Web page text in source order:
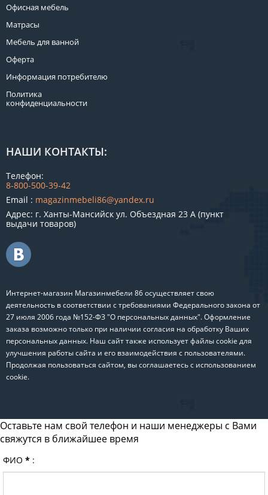
Офисная мебель
Матрасы
Мебель для ванной
Оферта
Информация потребителю
Политика
конфиденциальности
НАШИ КОНТАКТЫ:
Телефон:
8-800-500-39-42
Email : magazinmebeli86@yandex.ru
Адрес: г. Ханты-Мансийск ул. Объездная 23 А (пункт
выдачи товаров)
Интернет-магазин Магазинмебели 86 осуществляет свою
деятельность в соответствии с требованиями Федерального закона от
27 июля 2006 года №152-ФЗ "О персональных данных". Оформление
заказа возможно только при наличии согласия на обработку Ваших
персональных данных. Наш сайт также использует файлы cookie для
улучшения работы сайта и его взаимодействия с пользователями.
Продолжая пользоваться сайтом, вы соглашаетесь с использованием
cookie.
Оставьте нам свой телефон и наши менеджеры с Вами
свяжутся в ближайшее время
ФИО * :